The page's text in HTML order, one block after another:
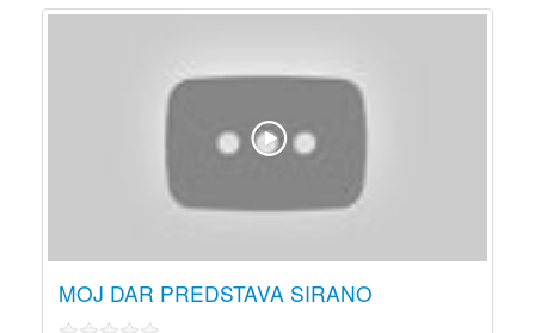
MOJ DAR PREDSTAVA SIRANO